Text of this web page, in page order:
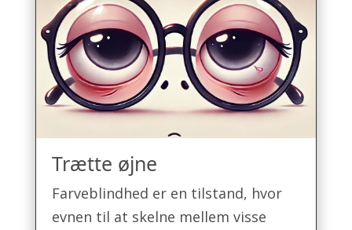
Trætte øjne
Farveblindhed er en tilstand, hvor
evnen til at skelne mellem visse